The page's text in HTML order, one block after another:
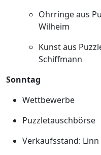
Ohrringe aus
Wilheim
Kunst aus
Schiffmann
Sonntag
Wettbewerbe
Puzzletauschbörse
Verkaufsstand: